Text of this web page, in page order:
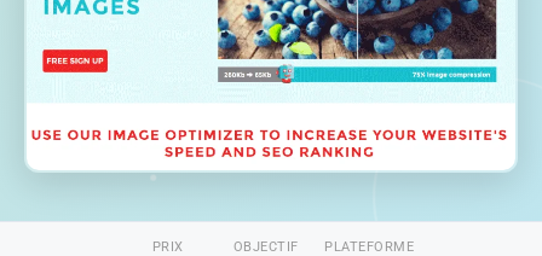
PRIX OBJECTIF PLATEFORME